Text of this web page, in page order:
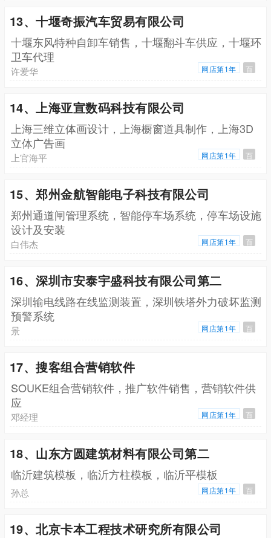
13、十堰奇振汽车贸易有限公司
十堰东风特种自卸车销售，十堰翻斗车供应，十堰环
卫车代理
许爱华 网店第1年 百
14、上海亚宣数码科技有限公司
上海三维立体画设计，上海橱窗道具制作，上海3D
立体广告画
上官海平 网店第1年 百
15、郑州金航智能电子科技有限公司
郑州通道闸管理系统，智能停车场系统，停车场设施
设计及安装
白伟杰 网店第1年 百
16、深圳市安泰宇盛科技有限公司第二
深圳输电线路在线监测装置，深圳铁塔外力破坏监测
预警系统
景 网店第1年 百
17、搜客组合营销软件
SOUKE组合营销软件，推广软件销售，营销软件供
应
邓经理 网店第1年 百
18、山东方圆建筑材料有限公司第二
临沂建筑模板，临沂方柱模板，临沂平模板
孙总 网店第1年 百
19、北京卡本工程技术研究所有限公司